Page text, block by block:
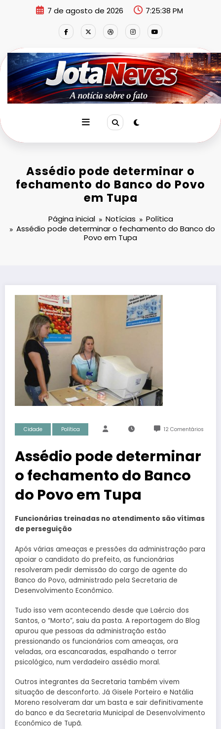
7 de agosto de 2026 7:25:39 PM
Assédio pode determinar o
fechamento do Banco do Povo
em Tupa
Página inicial Notícias
Política
Assédio pode determinar o fechamento do Banco do
Povo em Tupa
Cidade Política 12 Comentários
Assédio pode determinar
o fechamento do Banco
do Povo em Tupa
Funcionárias treinadas no atendimento são vítimas
de perseguição
Após várias ameaças e pressões da administração para
apoiar o candidato do prefeito, as funcionárias
resolveram pedir demissão do cargo de agente do
Banco do Povo, administrado pela Secretaria de
Desenvolvimento Econômico.
Tudo isso vem acontecendo desde que Laércio dos
Santos, o “Morto”, saiu da pasta. A reportagem do Blog
apurou que pessoas da administração estão
pressionando os funcionários com ameaças, ora
veladas, ora escancaradas, espalhando o terror
psicológico, num verdadeiro assédio moral.
Outros integrantes da Secretaria também vivem
situação de desconforto. Já Gisele Porteiro e Natália
Moreno resolveram dar um basta e sair definitivamente
do banco e da Secretaria Municipal de Desenvolvimento
Econômico de Tupã.